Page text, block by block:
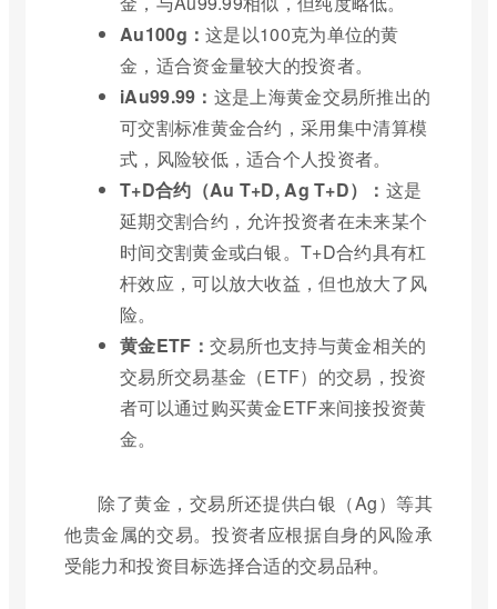
Au100g：这是以100克为单位的黄
金，适合资金量较大的投资者。
iAu99.99： 这是上海黄金交易所推出的
可交割标准黄金合约，采用集中清算模
式，风险较低，适合个人投资者。
T+D合约（Au T+D, Ag T+D）： 这是
延期交割合约，允许投资者在未来某个
时间交割黄金或白银。T+D合约具有杠
杆效应，可以放大收益，但也放大了风
险。
黄金ETF： 交易所也支持与黄金相关的
交易所交易基金（ETF）的交易，投资
者可以通过购买黄金ETF来间接投资黄
金。
除了黄金，交易所还提供白银（Ag）等其
他贵金属的交易。投资者应根据自身的风险承
受能力和投资目标选择合适的交易品种。